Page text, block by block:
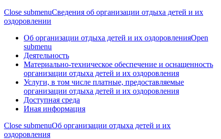
Close submenuСведения об организации отдыха детей и их
оздоровлении
Об организации отдыха детей и их оздоровленияOpen
submenu
Деятельность
Материально-техническое обеспечение и оснащенность
организации отдыха детей и их оздоровления
Услуги, в том числе платные, предоставляемые
организации отдыха детей и их оздоровления
Доступная среда
Иная информация
Close submenuОб организации отдыха детей и их
оздоровления